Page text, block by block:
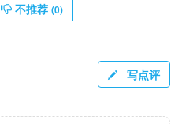
不推荐 (0)
写点评